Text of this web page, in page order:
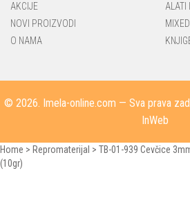
AKCIJE
NOVI PROIZVODI
O NAMA
ALATI
© 2026. Imela-online.com — Sva prava
InWeb
Home > Repromaterijal > TB-01-939 Cevčice
(10gr)